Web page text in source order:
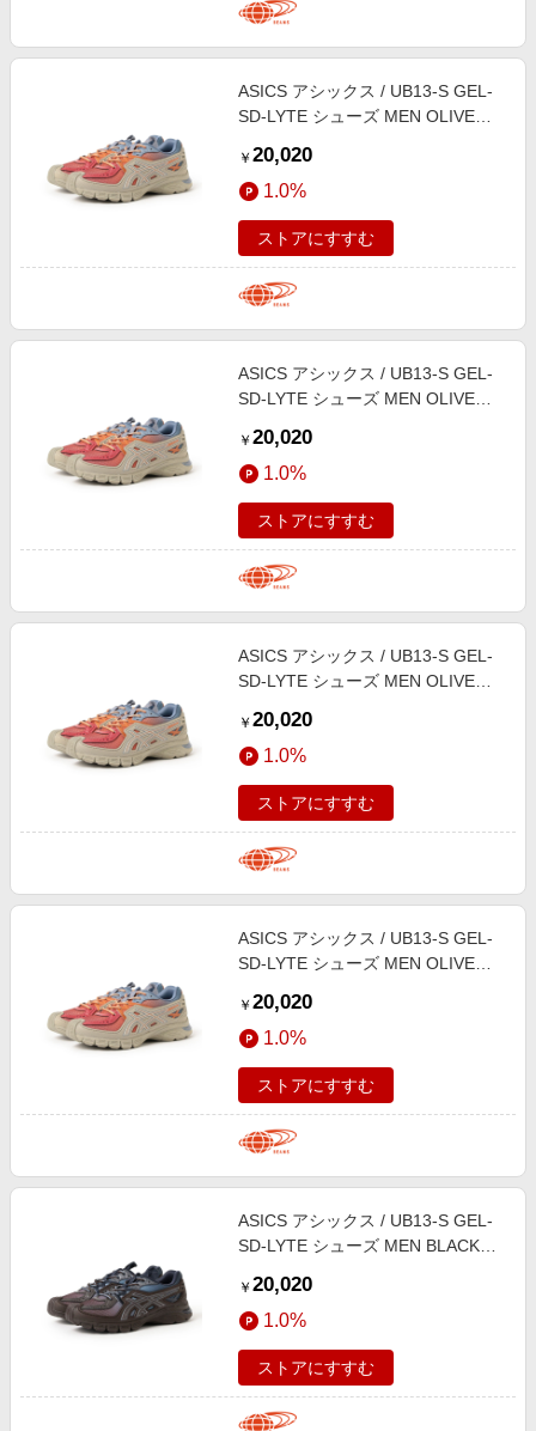
ASICS アシックス / UB13-S GEL-
SD-LYTE シューズ MEN OLIVE
￥ 20,020
1.0%
ストアにすすむ
ASICS アシックス / UB13-S GEL-
SD-LYTE シューズ MEN OLIVE
￥ 20,020
1.0%
ストアにすすむ
ASICS アシックス / UB13-S GEL-
SD-LYTE シューズ MEN OLIVE
￥ 20,020
1.0%
ストアにすすむ
ASICS アシックス / UB13-S GEL-
SD-LYTE シューズ MEN OLIVE
￥ 20,020
1.0%
ストアにすすむ
ASICS アシックス / UB13-S GEL-
SD-LYTE シューズ MEN BLACK
￥ 20,020
1.0%
ストアにすすむ